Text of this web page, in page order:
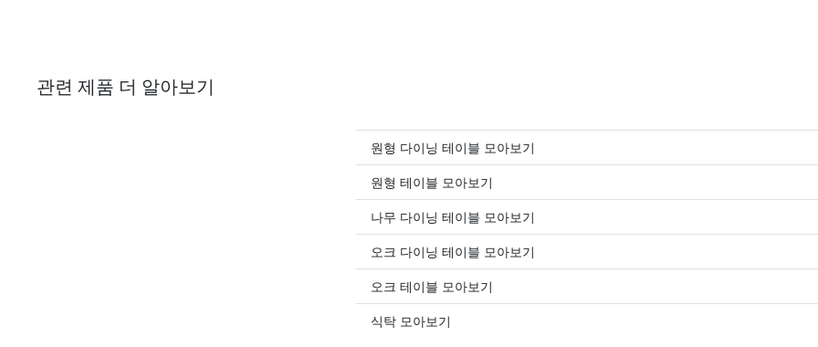
관련 제품 더 알아보기
원형 다이닝 테이블 모아보기
원형 테이블 모아보기
나무 다이닝 테이블 모아보기
오크 다이닝 테이블 모아보기
오크 테이블 모아보기
식탁 모아보기